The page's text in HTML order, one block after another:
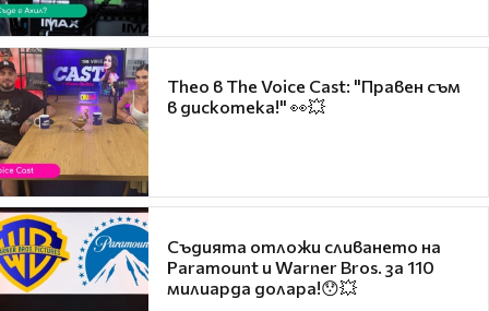
Theo в The Voice Cast: "Правен съм
в дискотека!" 👀💥
Съдията отложи сливането на
Paramount и Warner Bros. за 110
милиарда долара!😯💥